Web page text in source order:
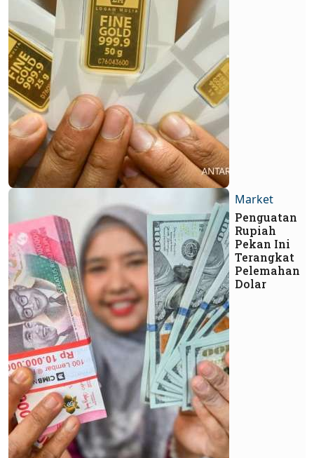
Market
Penguatan
Rupiah
Pekan Ini
Terangkat
Pelemahan
Dolar